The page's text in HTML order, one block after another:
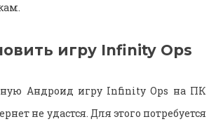
игру Infinity Ops
Андроид игру Infinity Ops на ПК
не удастся. Для этого потребуется